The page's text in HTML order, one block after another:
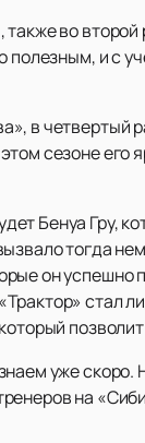
во
полезным, и с
в четвертый
сезоне
Бенуа Гру,
тогда
он успешно
стал
уже скоро.
на